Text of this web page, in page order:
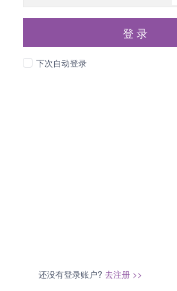
登 录
下次自动登录
还没有登录账户? 去注册 >>